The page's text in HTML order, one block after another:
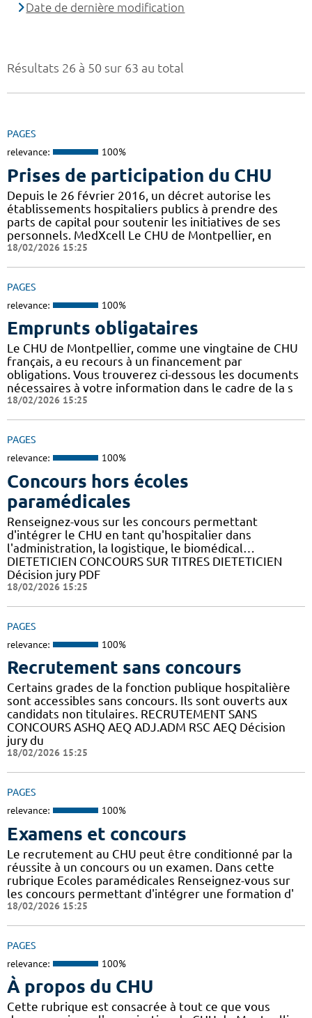
Résultats 26 à 50 sur 63 au total
PAGES
relevance: 100%
Prises de participation du CHU
Depuis le 26 février 2016, un décret autorise les
établissements hospitaliers publics à prendre des
parts de capital pour soutenir les initiatives de ses
personnels. MedXcell Le CHU de Montpellier, en
18/02/2026 15:25
PAGES
relevance: 100%
Emprunts obligataires
Le CHU de Montpellier, comme une vingtaine de CHU
français, a eu recours à un financement par
obligations. Vous trouverez ci-dessous les documents
nécessaires à votre information dans le cadre de la s
18/02/2026 15:25
PAGES
relevance: 100%
Concours hors écoles
paramédicales
Renseignez-vous sur les concours permettant
d'intégrer le CHU en tant qu'hospitalier dans
l'administration, la logistique, le biomédical…
DIETETICIEN CONCOURS SUR TITRES DIETETICIEN
Décision jury PDF
18/02/2026 15:25
PAGES
relevance: 100%
Recrutement sans concours
Certains grades de la fonction publique hospitalière
sont accessibles sans concours. Ils sont ouverts aux
candidats non titulaires. RECRUTEMENT SANS
CONCOURS ASHQ AEQ ADJ.ADM RSC AEQ Décision
jury du
18/02/2026 15:25
PAGES
relevance: 100%
Examens et concours
Le recrutement au CHU peut être conditionné par la
réussite à un concours ou un examen. Dans cette
rubrique Ecoles paramédicales Renseignez-vous sur
les concours permettant d'intégrer une formation d'
18/02/2026 15:25
PAGES
relevance: 100%
À propos du CHU
Cette rubrique est consacrée à tout ce que vous
Date de dernière modification